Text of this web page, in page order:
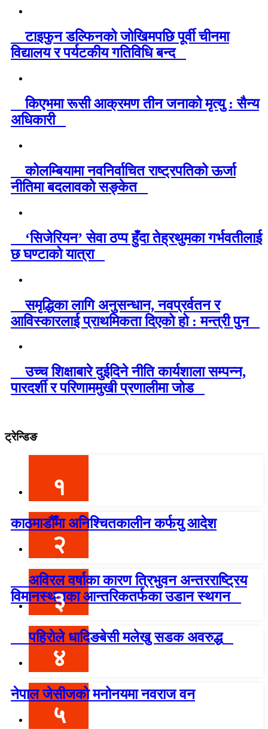
टाइफुन डल्फिनको जोखिमपछि पूर्वी चीनमा
विद्यालय र पर्यटकीय गतिविधि बन्द
किएभमा रूसी आक्रमण तीन जनाको मृत्यु : सैन्य
अधिकारी
कोलम्बियामा नवनिर्वाचित राष्ट्रपतिको ऊर्जा
नीतिमा बदलावको सङ्केत
‘सिजेरियन’ सेवा ठप्प हुँदा तेह्रथुमका गर्भवतीलाई
छ घण्टाको यात्रा
समृद्धिका लागि अनुसन्धान, नवप्रर्वतन र
आविस्कारलाई प्राथमिकता दिएको हो : मन्त्री पुन
उच्च शिक्षाबारे दुईदिने नीति कार्यशाला सम्पन्न,
पारदर्शी र परिणाममुखी प्रणालीमा जोड
ट्रेन्डिङ
१
काठमाडौँमा अनिश्चितकालीन कर्फयु आदेश
२
अविरल वर्षाका कारण त्रिभुवन अन्तरराष्ट्रिय
विमानस्थलका आन्तरिकतर्फका उडान स्थगन
३
पहिरोले धादिङबेसी मलेखु सडक अवरुद्ध
४
नेपाल जेसीजको मनोनयमा नवराज वन
५